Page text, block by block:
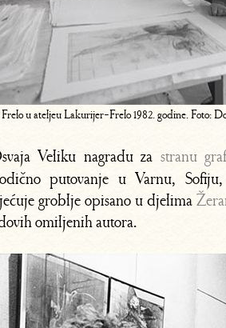
u ateljeu Lakurijer-Frelo 1982. godine. Foto:
Veliku nagradu za stranu
putovanje u Varnu,
groblje opisano u djelima
omiljenih autora.